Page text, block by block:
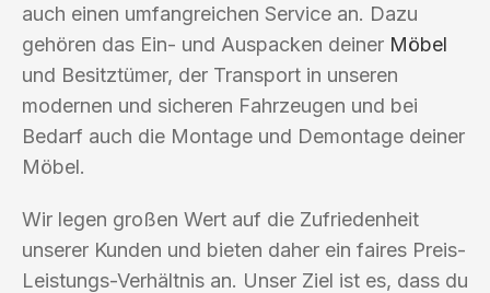
auch einen umfangreichen Service an. Dazu
gehören das Ein- und Auspacken deiner Möbel
und Besitztümer, der Transport in unseren
modernen und sicheren Fahrzeugen und bei
Bedarf auch die Montage und Demontage deiner
Möbel.
Wir legen großen Wert auf die Zufriedenheit
unserer Kunden und bieten daher ein faires Preis-
Leistungs-Verhältnis an. Unser Ziel ist es, dass du